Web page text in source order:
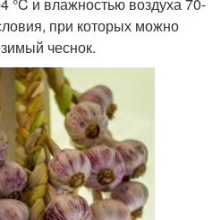
при которых можно
чеснок.